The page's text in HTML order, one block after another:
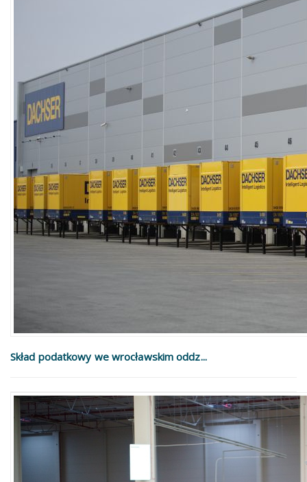
Skład podatkowy we wrocławskim oddz...